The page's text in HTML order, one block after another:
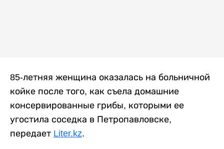
85-летняя женщина оказалась на больничной
койке после того, как съела домашние
консервированные грибы, которыми ее
угостила соседка в Петропавловске,
передает Liter.kz.